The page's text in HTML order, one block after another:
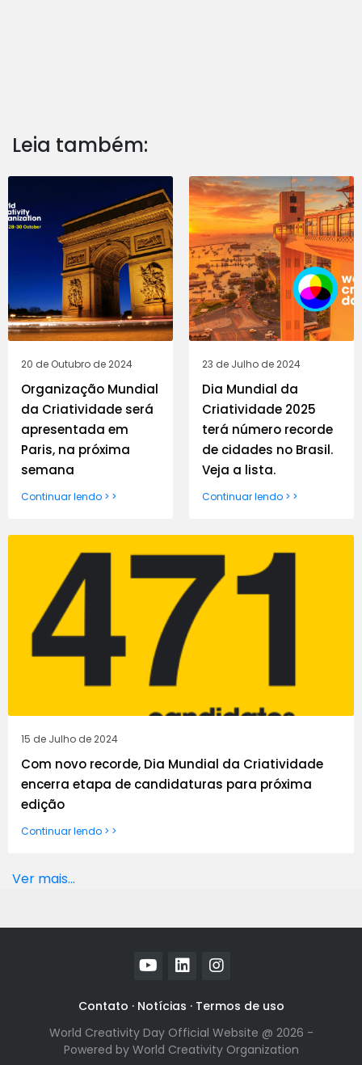
Leia também:
20 de Outubro de 2024
Organização Mundial
da Criatividade será
apresentada em
Paris, na próxima
semana
Continuar lendo > >
23 de Julho de 2024
Dia Mundial da
Criatividade 2025
terá número recorde
de cidades no Brasil.
Veja a lista.
Continuar lendo > >
15 de Julho de 2024
Com novo recorde, Dia Mundial da Criatividade
encerra etapa de candidaturas para próxima
edição
Continuar lendo > >
Ver mais...
Contato · Notícias · Termos de uso
World Creativity Day Official Website @ 2026 -
Powered by World Creativity Organization